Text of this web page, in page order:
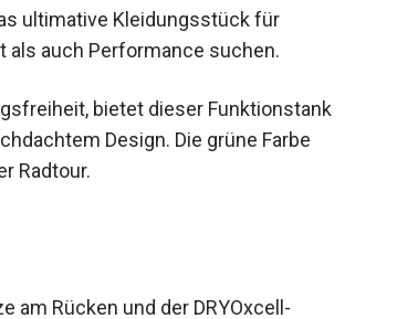
ultimative Kleidungsstück für
auch Performance suchen.
bietet dieser Funktionstank
Design. Die grüne Farbe
Radtour.
am Rücken und der DRYOxcell-